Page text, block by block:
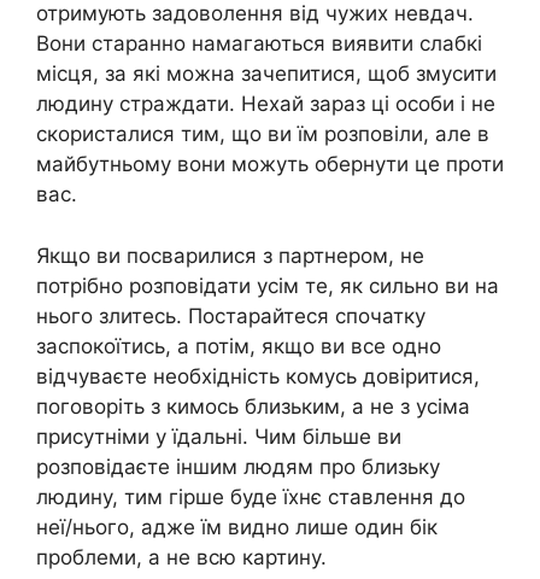
отримують задоволення від чужих невдач.
Вони старанно намагаються виявити слабкі
місця, за які можна зачепитися, щоб змусити
людину страждати. Нехай зараз ці особи і не
скористалися тим, що ви їм розповіли, але в
майбутньому вони можуть обернути це проти
вас.
Якщо ви посварилися з партнером, не
потрібно розповідати усім те, як сильно ви на
нього злитесь. Постарайтеся спочатку
заспокоїтись, а потім, якщо ви все одно
відчуваєте необхідність комусь довіритися,
поговоріть з кимось близьким, а не з усіма
присутніми у їдальні. Чим більше ви
розповідаєте іншим людям про близьку
людину, тим гірше буде їхнє ставлення до
неї/нього, адже їм видно лише один бік
проблеми, а не всю картину.